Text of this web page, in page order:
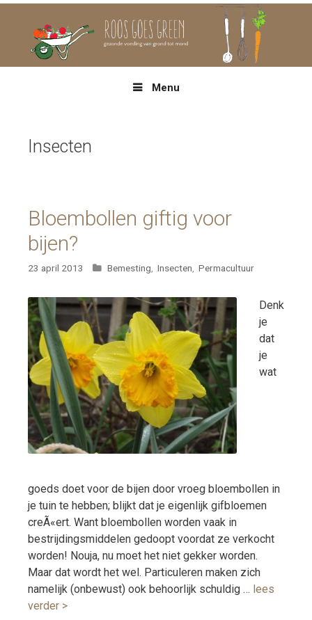
Menu
Insecten
Bloembollen giftig voor
bijen?
23 april 2013 Categorieën
Bemesting, Insecten, Permacultuur
Denk
je
dat
je
wat
goeds doet voor de bijen door vroeg bloembollen in
je tuin te hebben; blijkt dat je eigenlijk gifbloemen
creÃ«ert. Want bloembollen worden vaak in
bestrijdingsmiddelen gedoopt voordat ze verkocht
worden! Nouja, nu moet het niet gekker worden.
Maar dat wordt het wel. Particuleren maken zich
namelijk (onbewust) ook behoorlijk schuldig … lees
verder >